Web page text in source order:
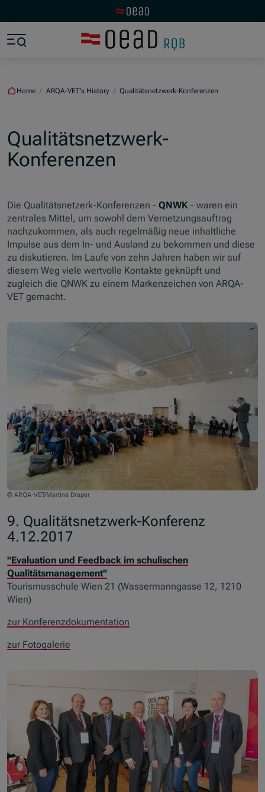
Home / ARQA-VET's History / Qualitätsnetzwerk-Konferenzen
Qualitätsnetzwerk-
Konferenzen
Die Qualitätsnetzerk-Konferenzen -QNWK- waren ein
zentrales Mittel, um sowohl dem Vernetzungsauftrag
nachzukommen, als auch regelmäßig neue inhaltliche
Impulse aus dem In- und Ausland zu bekommen und diese
zu diskutieren. Im Laufe von zehn Jahren haben wir auf
diesem Weg viele wertvolle Kontakte geknüpft und
zugleich die QNWK zu einem Markenzeichen von ARQA-
VET gemacht.
© ARQA-VET/Martina Draper
9. Qualitätsnetzwerk-Konferenz
4.12.2017
"Evaluation und Feedback im schulischen
Qualitätsmanagement"
Tourismusschule Wien 21 (Wassermanngasse 12, 1210
Wien)
zur Konferenzdokumentation
zur Fotogalerie